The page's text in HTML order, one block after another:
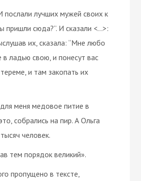
послали лучших мужей своих к
пришли сюда?”. И сказали <…>:
их, сказала: “Мне любо
ладью свою, и понесут вас
и там закопать их
меня медовое питие в
собрались на пир. А Ольга
человек.
тем порядок великий».
пропущено в тексте,